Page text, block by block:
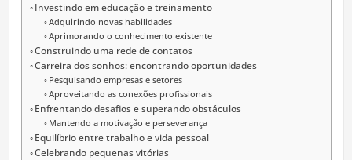
Investindo em educação e treinamento
Adquirindo novas habilidades
Aprimorando o conhecimento existente
Construindo uma rede de contatos
Carreira dos sonhos: encontrando oportunidades
Pesquisando empresas e setores
Aproveitando as conexões profissionais
Enfrentando desafios e superando obstáculos
Mantendo a motivação e perseverança
Equilíbrio entre trabalho e vida pessoal
Celebrando pequenas vitórias